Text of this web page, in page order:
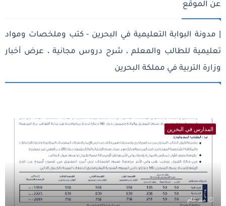
عن الموقع
| مدونة البوابة التعليمية في البحرين - كتب وملخصات ومواد
تعليمية للطالب والمعلم ، شرح دروس مجانية ، عرض أخبار
وزارة التربية في مملكة البحرين
المدارس في البحرين
منذ عام